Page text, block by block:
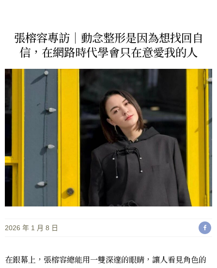
張榕容專訪｜動念整形是因為想找回自
信，在網路時代學會只在意愛我的人
2026 年 1 月 8 日
在銀幕上，張榕容總能用一雙深邃的眼睛，讓人看見角色的